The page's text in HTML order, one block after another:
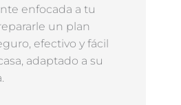
enfocada a tu
un plan
efectivo y fácil
adaptado a su